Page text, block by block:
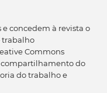
concedem à revista o
trabalho
Commons
do
do trabalho e